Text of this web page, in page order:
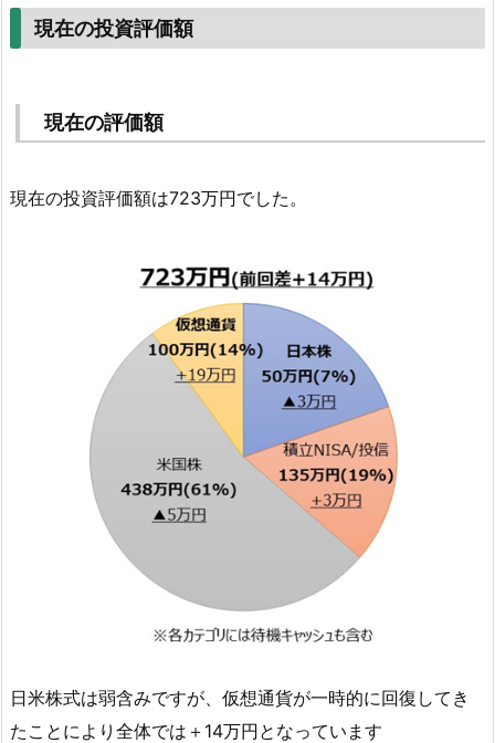
現在の投資評価額
現在の評価額
現在の投資評価額は723万円でした。
日米株式は弱含みですが、仮想通貨が一時的に回復してき
たことにより全体では＋14万円となっています